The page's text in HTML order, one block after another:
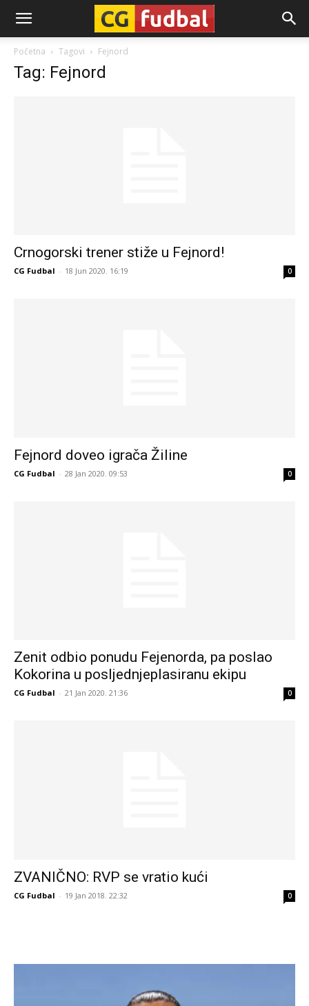
CG-
Fudbal
Početna Tagovi Fejnord
Tag: Fejnord
Crnogorski trener stiže u Fejnord!
CG Fudbal - 18 Jun 2020. 16:19 0
Fejnord doveo igrača Žiline
CG Fudbal - 28 Jan 2020. 09:53 0
Zenit odbio ponudu Fejenorda, pa poslao
Kokorina u posljednjeplasiranu ekipu
CG Fudbal - 21 Jan 2020. 21:36 0
ZVANIČNO: RVP se vratio kući
CG Fudbal - 19 Jan 2018. 22:32 0